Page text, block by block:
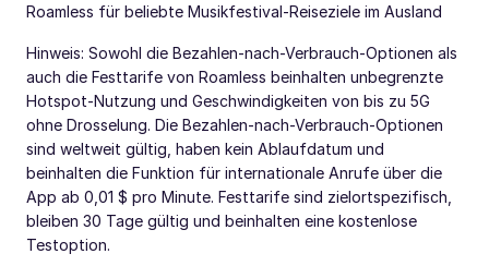
Roamless für beliebte Musikfestival-Reiseziele im Ausland
Hinweis: Sowohl die Bezahlen-nach-Verbrauch-Optionen als
auch die Festtarife von Roamless beinhalten unbegrenzte
Hotspot-Nutzung und Geschwindigkeiten von bis zu 5G
ohne Drosselung. Die Bezahlen-nach-Verbrauch-Optionen
sind weltweit gültig, haben kein Ablaufdatum und
beinhalten die Funktion für internationale Anrufe über die
App ab 0,01 $ pro Minute. Festtarife sind zielortspezifisch,
bleiben 30 Tage gültig und beinhalten eine kostenlose
Testoption.